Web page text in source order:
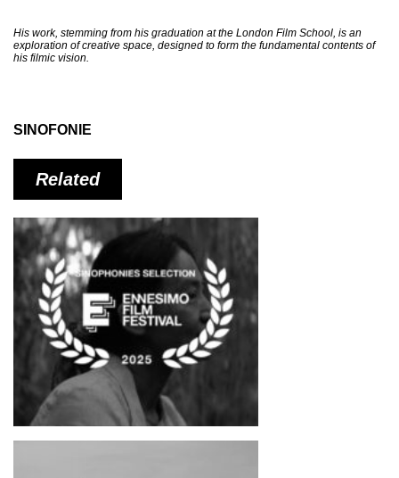
His work, stemming from his graduation at the London Film School, is an
exploration of creative space, designed to form the fundamental contents of
his filmic vision.
SINOFONIE
Related